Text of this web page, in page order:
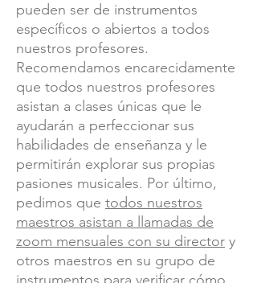
pueden ser de instrumentos
específicos o abiertos a todos
nuestros profesores.
Recomendamos encarecidamente
que todos nuestros profesores
asistan a clases únicas que le
ayudarán a perfeccionar sus
habilidades de enseñanza y le
permitirán explorar sus propias
pasiones musicales. Por último,
pedimos que todos nuestros
maestros asistan a llamadas de
zoom mensuales con su director y
otros maestros en su grupo de